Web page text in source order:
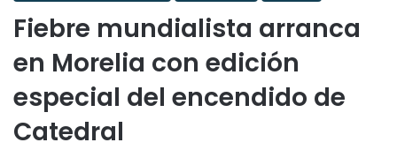
Fiebre mundialista arranca
en Morelia con edición
especial del encendido de
Catedral